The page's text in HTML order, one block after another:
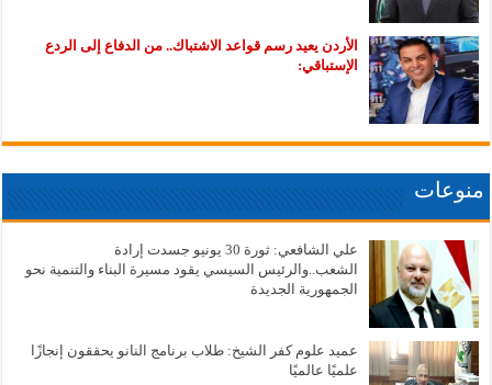
الأردن يعيد رسم قواعد الاشتباك.. من الدفاع إلى الردع
الإستباقي:
منوعات
علي الشافعي: ثورة 30 يونيو جسدت إرادة
الشعب..والرئيس السيسي يقود مسيرة البناء والتنمية نحو
الجمهورية الجديدة
عميد علوم كفر الشيخ: طلاب برنامج النانو يحققون إنجازًا
علميًا عالميًا